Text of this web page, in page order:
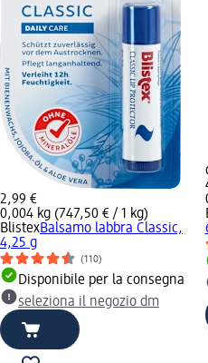
2,99 €
0,004 kg (747,50 € / 1 kg)
BlistexBalsamo labbra Classic,
4,25 g
(110)
Disponibile per la consegna
seleziona il negozio dm